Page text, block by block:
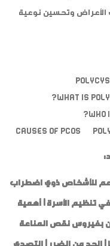
وتحسين نوعية
What is
Who
Causes of PCOS
للأشخاص ذوي اضطراب
تنظيم الأسرة | أهمية
بفيروس نقص المناعة